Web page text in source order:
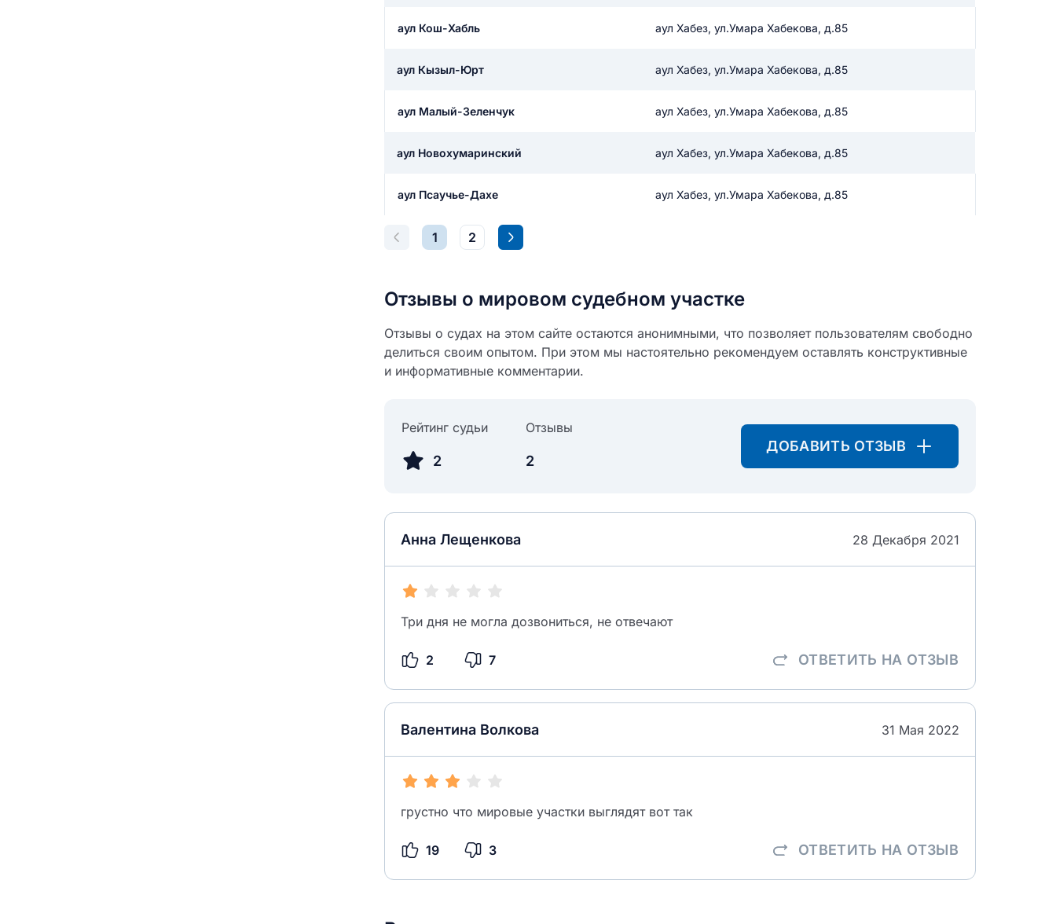
аул Кош-Хабль аул Хабез, ул.Умара Хабекова, д.85
аул Кызыл-Юрт аул Хабез, ул.Умара Хабекова, д.85
аул Малый-Зеленчук аул Хабез, ул.Умара Хабекова, д.85
аул Новохумаринский аул Хабез, ул.Умара Хабекова, д.85
аул Псаучье-Дахе аул Хабез, ул.Умара Хабекова, д.85
1 2
Отзывы о мировом судебном участке
Отзывы о судах на этом сайте остаются анонимными, что позволяет пользователям свободно
делиться своим опытом. При этом мы настоятельно рекомендуем оставлять конструктивные
и информативные комментарии.
Рейтинг судьи
2
Отзывы
2
ДОБАВИТЬ ОТЗЫВ
Анна Лещенкова 28 Декабря 2021
Три дня не могла дозвониться, не отвечают
2 7 ОТВЕТИТЬ НА ОТЗЫВ
Валентина Волкова 31 Мая 2022
грустно что мировые участки выглядят вот так
19 3 ОТВЕТИТЬ НА ОТЗЫВ
ОСТАВИТЬ ОТЗЫВ
разрешить публикацию отзыва